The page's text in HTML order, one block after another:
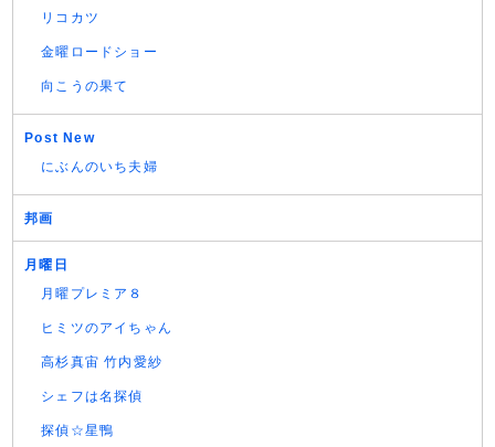
リコカツ
金曜ロードショー
向こうの果て
Post New
にぶんのいち夫婦
邦画
月曜日
月曜プレミア８
ヒミツのアイちゃん
高杉真宙 竹内愛紗
シェフは名探偵
探偵☆星鴨